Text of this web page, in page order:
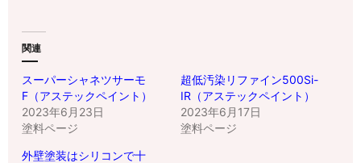
関連
スーパーシャネツサーモ
F（アステックペイント）
2023年6月23日
塗料ページ
超低汚染リファイン500Si-
IR（アステックペイント）
2023年6月17日
塗料ページ
外壁塗装はシリコンで十